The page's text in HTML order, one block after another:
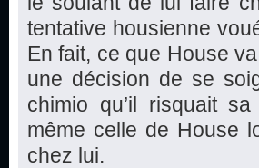
tentative housienne
En fait, ce que House
une décision de se
chimio qu’il risquait
même celle de House
chez lui.